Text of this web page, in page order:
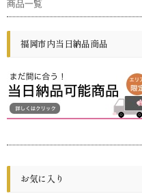
商品一覧
福岡市内当日納品商品
お気に入り